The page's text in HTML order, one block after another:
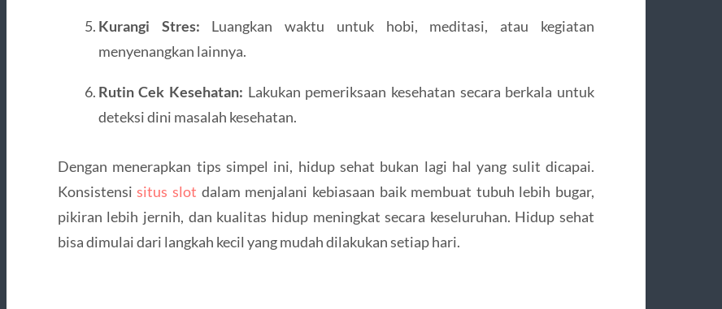
Kurangi Stres: Luangkan waktu untuk hobi, meditasi, atau kegiatan
menyenangkan lainnya.
Rutin Cek Kesehatan: Lakukan pemeriksaan kesehatan secara berkala untuk
deteksi dini masalah kesehatan.
Dengan menerapkan tips simpel ini, hidup sehat bukan lagi hal yang sulit dicapai.
Konsistensisitus slot dalam menjalani kebiasaan baik membuat tubuh lebih bugar,
pikiran lebih jernih, dan kualitas hidup meningkat secara keseluruhan. Hidup sehat
bisa dimulai dari langkah kecil yang mudah dilakukan setiap hari.